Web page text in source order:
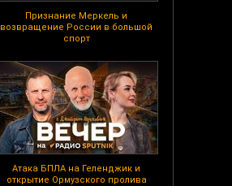
Признание Меркель и
возвращение России в большой
спорт
Атака БПЛА на Геленджик и
открытие Ормузского пролива